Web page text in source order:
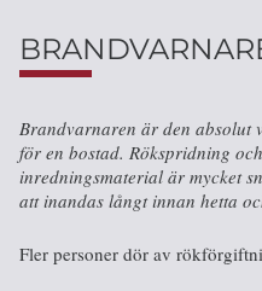
Brandvarnaren är den absolut
för en bostad. Rökspridning
inredningsmaterial är mycket
att inandas långt innan hetta
Fler personer dör av